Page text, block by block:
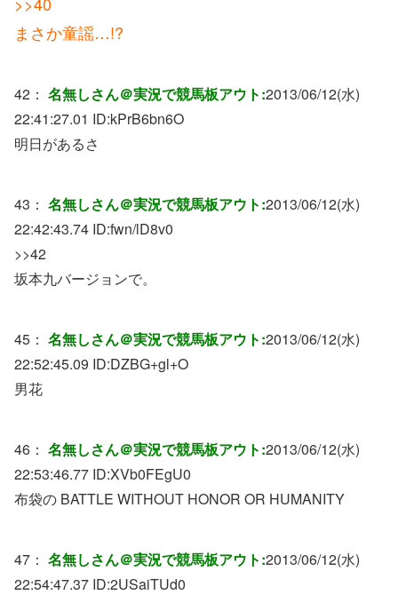
まさか童謡…!?
42： 名無しさん＠実況で競馬板アウト:2013/06/12(水)
22:41:27.01 ID:kPrB6bn6O
明日があるさ
43： 名無しさん＠実況で競馬板アウト:2013/06/12(水)
22:42:43.74 ID:fwn/lD8v0
>>42
坂本九バージョンで。
45： 名無しさん＠実況で競馬板アウト:2013/06/12(水)
22:52:45.09 ID:DZBG+gl+O
男花
46： 名無しさん＠実況で競馬板アウト:2013/06/12(水)
22:53:46.77 ID:XVb0FEgU0
布袋の BATTLE WITHOUT HONOR OR HUMANITY
47： 名無しさん＠実況で競馬板アウト:2013/06/12(水)
22:54:47.37 ID:2USaiTUd0